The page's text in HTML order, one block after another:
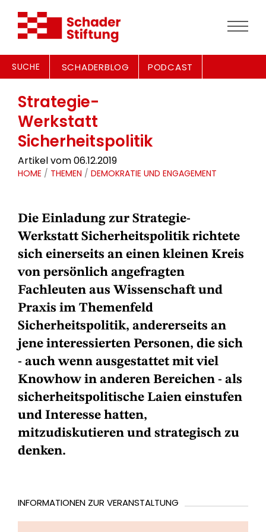
SUCHE SCHADERBLOG PODCAST
Strategie-
Werkstatt
Sicherheitspolitik
Artikel vom 06.12.2019
HOME / THEMEN / DEMOKRATIE UND ENGAGEMENT
Die Einladung zur Strategie-
Werkstatt Sicherheitspolitik richtete
sich einerseits an einen kleinen Kreis
von persönlich angefragten
Fachleuten aus Wissenschaft und
Praxis im Themenfeld
Sicherheitspolitik, andererseits an
jene interessierten Personen, die sich
- auch wenn ausgestattet mit viel
Knowhow in anderen Bereichen - als
sicherheitspolitische Laien einstufen
und Interesse hatten,
mitzudiskutieren und strategisch zu
denken.
INFORMATIONEN ZUR VERANSTALTUNG